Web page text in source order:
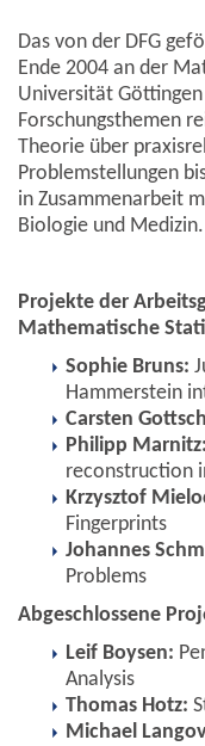
Das von der DFG
Ende 2004 an der
Universität
Forschungsthemen
Theorie über
Problemstellungen
in Zusammenarbeit
Biologie und Medizin.
Projekte der
Mathematische
Sophie Bruns:
Hammerstein
Carsten
Philipp Marnitz:
reconstruction
Krzysztof
Fingerprints
Johannes
Problems
Abgeschlossene
Leif Boysen:
Analysis
Thomas Hotz:
Michael